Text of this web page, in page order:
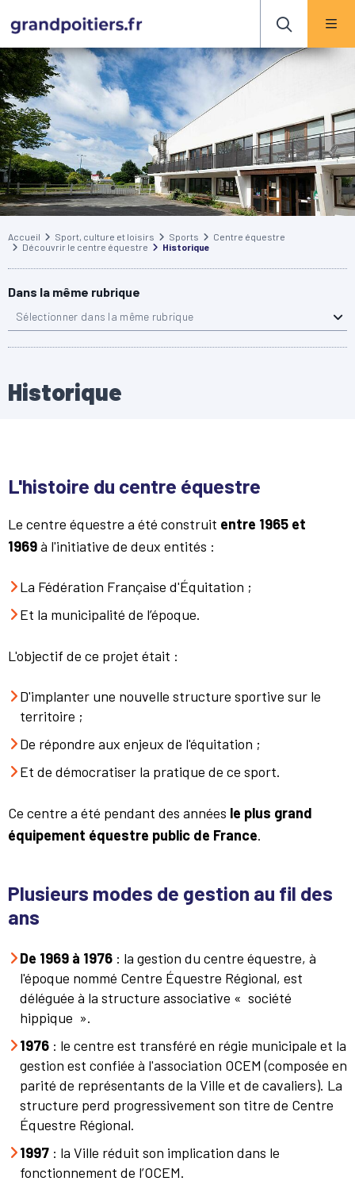
Accueil Sport, culture et loisirs Sports
Centre équestre
Découvrir le centre équestre
Historique
Dans la même rubrique
Sélectionner dans la même rubrique
Historique
L'histoire du centre équestre
Le centre équestre a été construit entre 1965 et
1969à l'initiative de deux entités :
La Fédération Française d'Équitation ;
Et la municipalité de l’époque.
L'objectif de ce projet était :
D'implanter une nouvelle structure sportive sur le
territoire ;
De répondre aux enjeux de l'équitation ;
Et de démocratiser la pratique de ce sport.
Ce centre a été pendant des années le plus grand
équipement équestre public de France.
Plusieurs modes de gestion au fil des
ans
De 1969 à 1976 : la gestion du centre équestre, à
l'époque nommé Centre Équestre Régional, est
déléguée à la structure associative « société
hippique ».
1976 : le centre est transféré en régie municipale et la
gestion est confiée à l'association OCEM (composée en
parité de représentants de la Ville et de cavaliers). La
structure perd progressivement son titre de Centre
Équestre Régional.
1997 : la Ville réduit son implication dans le
fonctionnement de l’OCEM.